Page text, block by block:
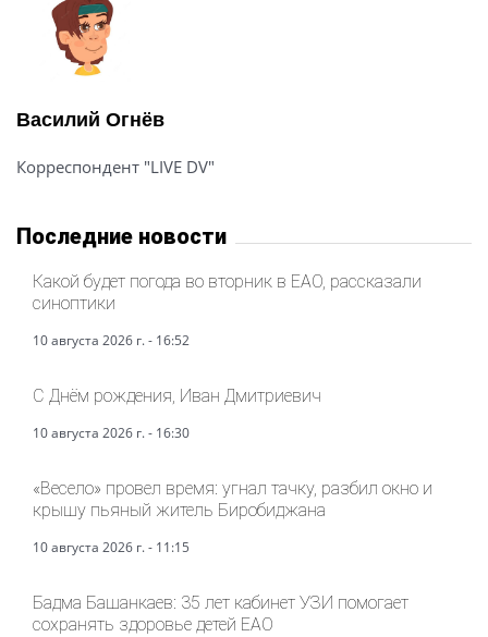
Василий Огнёв
Корреспондент "LIVE DV"
Последние новости
Какой будет погода во вторник в ЕАО, рассказали
синоптики
10 августа 2026 г. - 16:52
С Днём рождения, Иван Дмитриевич
10 августа 2026 г. - 16:30
«Весело» провел время: угнал тачку, разбил окно и
крышу пьяный житель Биробиджана
10 августа 2026 г. - 11:15
Бадма Башанкаев: 35 лет кабинет УЗИ помогает
сохранять здоровье детей ЕАО